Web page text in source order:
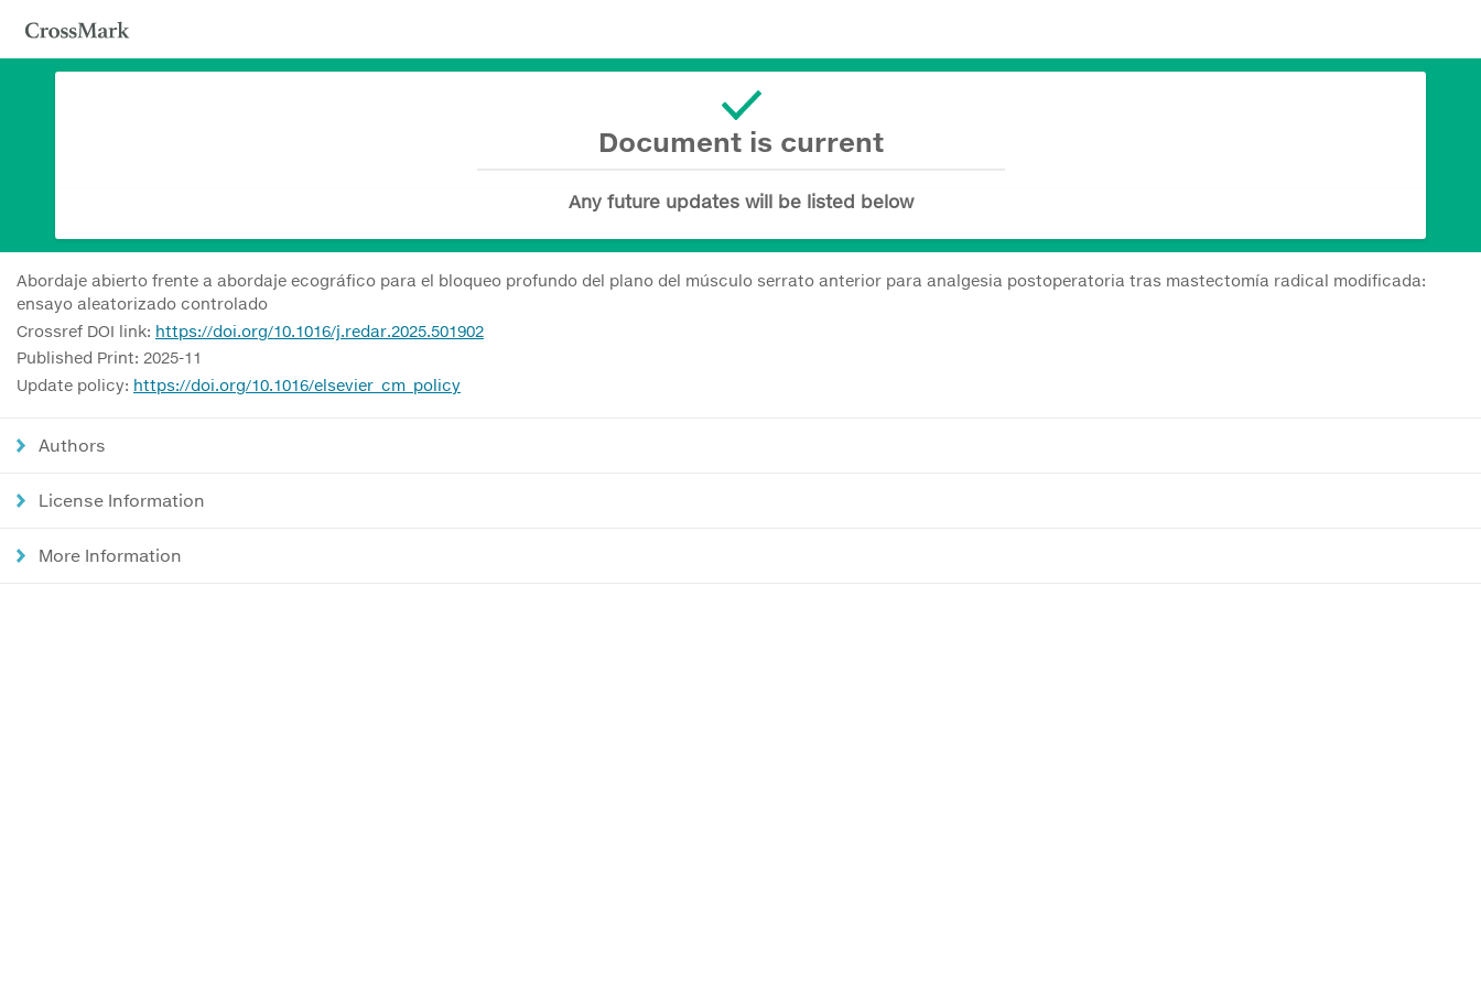
Document is current
Any future updates will be listed below
Abordaje abierto frente a abordaje ecográfico para el bloqueo profundo del plano del músculo serrato anterior para analgesia postoperatoria tras mastectomía radical modificada:
ensayo aleatorizado controlado
Crossref DOI link: https://doi.org/10.1016/j.redar.2025.501902
Published Print: 2025-11
Update policy: https://doi.org/10.1016/elsevier_cm_policy
Authors
License Information
More Information